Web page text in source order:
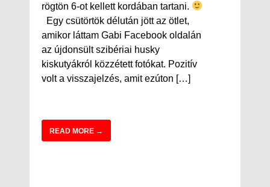
rögtön 6-ot kellett kordában tartani.
Egy csütörtök délután jött az ötlet,
amikor láttam Gabi Facebook oldalán
az újdonsült szibériai husky
kiskutyákról közzétett fotókat. Pozitív
volt a visszajelzés, amit ezúton […]
READ MORE →